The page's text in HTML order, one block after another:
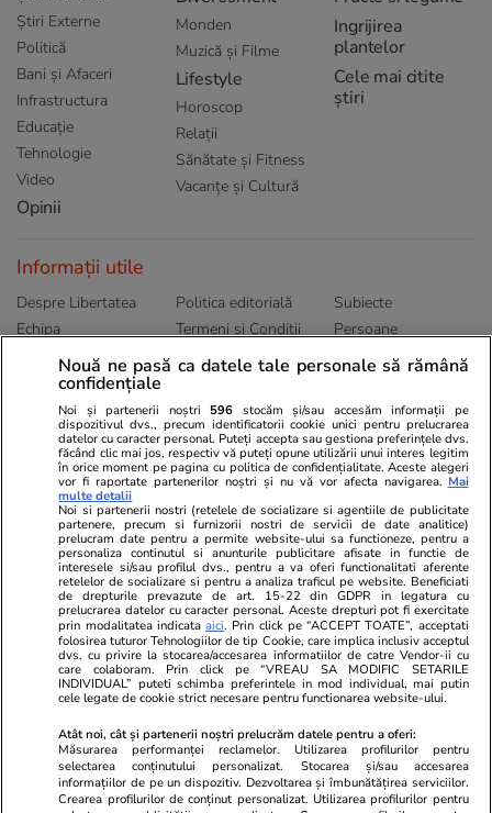
Știri Externe
Politică
Bani și Afaceri
Infrastructura
Educație
Tehnologie
Video
Opinii
Monden
Muzică și Filme
Lifestyle
Horoscop
Relații
Sănătate și Fitness
Vacanțe și Cultură
Ingrijirea
plantelor
Cele mai citite
știri
Informații utile
Despre Libertatea
Echipa
Publicitate
Politica de
Politica editorială
Termeni și Conditii
Abonamente
Subiecte
Persoane
Sitemap
Ringier România
Libertatea pentru
Unica.ro
Program TV
Avantaje
ELLE
Gazeta Sporturilor
Stiri mondene
Calculator sarcina
Ajută Copiii
Locuri de muncă
Imobiliare.ro
Jobradar24
Imoradar24
Colecții Libertatea
Pariază responsabil! Decizia ONJN nr. 821/25.09.2025.
Jocurile de noroc sunt interzise minorilor.
Nouă ne pasă ca datele tale personale să rămână
confidențiale
Noi și partenerii noștri 596 stocăm și/sau accesăm informații pe
dispozitivul dvs., precum identificatorii cookie unici pentru prelucrarea
datelor cu caracter personal. Puteți accepta sau gestiona preferințele dvs.
făcând clic mai jos, respectiv vă puteți opune utilizării unui interes legitim
în orice moment pe pagina cu politica de confidențialitate. Aceste alegeri
vor fi raportate partenerilor noștri și nu vă vor afecta navigarea. Mai
multe detalii
Noi si partenerii nostri (retelele de socializare si agentiile de publicitate
partenere, precum si furnizorii nostri de servicii de date analitice)
prelucram date pentru a permite website-ului sa functioneze, pentru a
personaliza continutul si anunturile publicitare afisate in functie de
interesele si/sau profilul dvs., pentru a va oferi functionalitati aferente
retelelor de socializare si pentru a analiza traficul pe website. Beneficiati
de drepturile prevazute de art. 15-22 din GDPR in legatura cu
prelucrarea datelor cu caracter personal. Aceste drepturi pot fi exercitate
prin modalitatea indicataaici. Prin click pe “ACCEPT TOATE”, acceptati
folosirea tuturor Tehnologiilor de tip Cookie, care implica inclusiv acceptul
dvs. cu privire la stocarea/accesarea informatiilor de catre Vendor-ii cu
care colaboram. Prin click pe “VREAU SA MODIFIC SETARILE
INDIVIDUAL” puteti schimba preferintele in mod individual, mai putin
cele legate de cookie strict necesare pentru functionarea website-ului.
Atât noi, cât și partenerii noștri prelucrăm datele pentru a oferi:
Măsurarea performanței reclamelor. Utilizarea profilurilor pentru
selectarea conținutului personalizat. Stocarea și/sau accesarea
informațiilor de pe un dispozitiv. Dezvoltarea și îmbunătățirea serviciilor.
Crearea profilurilor de conținut personalizat. Utilizarea profilurilor pentru